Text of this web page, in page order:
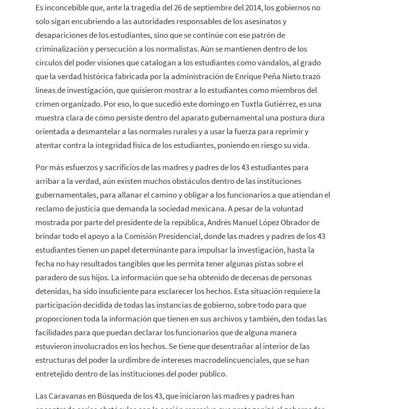
Es inconcebible que, ante la tragedia del 26 de septiembre del 2014, los gobiernos no
solo sigan encubriendo a las autoridades responsables de los asesinatos y
desapariciones de los estudiantes, sino que se continúe con ese patrón de
criminalización y persecución a los normalistas. Aún se mantienen dentro de los
círculos del poder visiones que catalogan a los estudiantes como vándalos, al grado
que la verdad histórica fabricada por la administración de Enrique Peña Nieto trazó
líneas de investigación, que quisieron mostrar a lo estudiantes como miembros del
crimen organizado. Por eso, lo que sucedió este domingo en Tuxtla Gutiérrez, es una
muestra clara de cómo persiste dentro del aparato gubernamental una postura dura
orientada a desmantelar a las normales rurales y a usar la fuerza para reprimir y
atentar contra la integridad física de los estudiantes, poniendo en riesgo su vida.
Por más esfuerzos y sacrificios de las madres y padres de los 43 estudiantes para
arribar a la verdad, aún existen muchos obstáculos dentro de las instituciones
gubernamentales, para allanar el camino y obligar a los funcionarios a que atiendan el
reclamo de justicia que demanda la sociedad mexicana. A pesar de la voluntad
mostrada por parte del presidente de la república, Andrés Manuel López Obrador de
brindar todo el apoyo a la Comisión Presidencial, donde las madres y padres de los 43
estudiantes tienen un papel determinante para impulsar la investigación, hasta la
fecha no hay resultados tangibles que les permita tener algunas pistas sobre el
paradero de sus hijos. La información que se ha obtenido de decenas de personas
detenidas, ha sido insuficiente para esclarecer los hechos. Esta situación requiere la
participación decidida de todas las instancias de gobierno, sobre todo para que
proporcionen toda la información que tienen en sus archivos y también, den todas las
facilidades para que puedan declarar los funcionarios que de alguna manera
estuvieron involucrados en los hechos. Se tiene que desentrañar al interior de las
estructuras del poder la urdimbre de intereses macrodelincuenciales, que se han
entretejido dentro de las instituciones del poder público.
Las Caravanas en Búsqueda de los 43, que iniciaron las madres y padres han